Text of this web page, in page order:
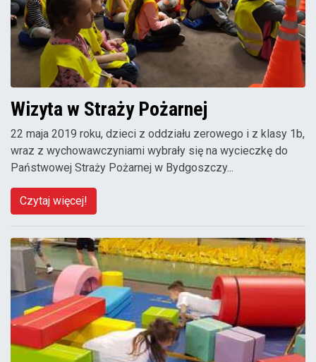
Wizyta w Straży Pożarnej
22 maja 2019 roku, dzieci z oddziału zerowego i z klasy 1b,
wraz z wychowawczyniami wybrały się na wycieczkę do
Państwowej Straży Pożarnej w Bydgoszczy...
Czytaj więcej!